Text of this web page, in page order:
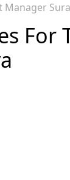
Manager
For